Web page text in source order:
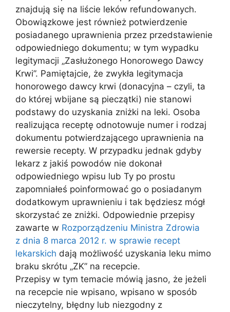
znajdują się na liście leków refundowanych.
Obowiązkowe jest również potwierdzenie
posiadanego uprawnienia przez przedstawienie
odpowiedniego dokumentu; w tym wypadku
legitymacji „Zasłużonego Honorowego Dawcy
Krwi”. Pamiętajcie, że zwykła legitymacja
honorowego dawcy krwi (donacyjna – czyli, ta
do której wbijane są pieczątki) nie stanowi
podstawy do uzyskania zniżki na leki. Osoba
realizująca receptę odnotowuje numer i rodzaj
dokumentu potwierdzającego uprawnienia na
rewersie recepty. W przypadku jednak gdyby
lekarz z jakiś powodów nie dokonał
odpowiedniego wpisu lub Ty po prostu
zapomniałeś poinformować go o posiadanym
dodatkowym uprawnieniu i tak będziesz mógł
skorzystać ze zniżki. Odpowiednie przepisy
zawarte w Rozporządzeniu Ministra Zdrowia
z dnia 8 marca 2012 r. w sprawie recept
lekarskich dają możliwość uzyskania leku mimo
braku skrótu „ZK” na recepcie.
Przepisy w tym temacie mówią jasno, że jeżeli
na recepcie nie wpisano, wpisano w sposób
nieczytelny, błędny lub niezgodny z